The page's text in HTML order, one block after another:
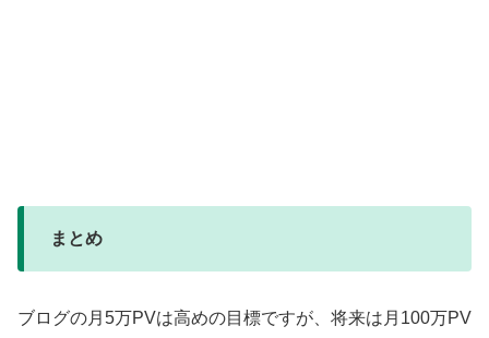
まとめ
ブログの月5万PVは高めの目標ですが、将来は月100万PV